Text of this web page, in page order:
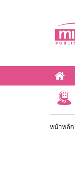
หน้าหลัก